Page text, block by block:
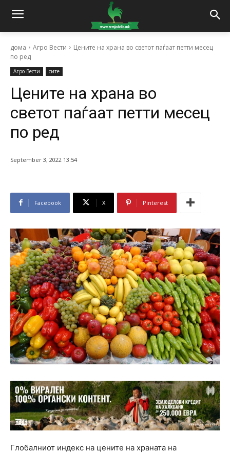
дома Агро Вести
Цените на храна во светот паѓаат петти месец
по ред
Агро Вести сите
Цените на храна во
светот паѓаат петти месец
по ред
September 3, 2022 13:54
Facebook X Pinterest
Глобалниот индекс на цените на храната на